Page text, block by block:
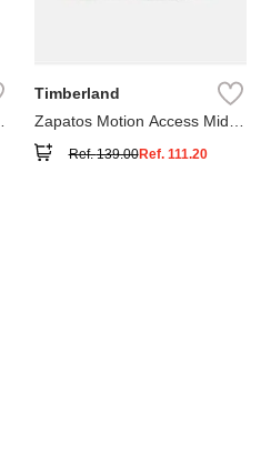
Timberland
Zapatos Motion Access Mid
Ref.139.00Ref. 111.20